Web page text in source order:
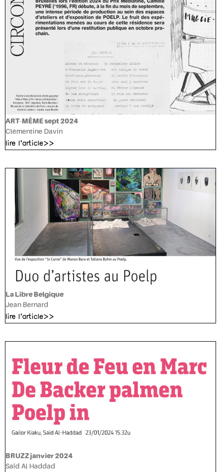
ART-MÊME sept 2024
Clémentine Davin
lire l'article>>
La Libre Belgique
Jean Bernard
lire l'article>>
BRUZZ janvier 2024
Saïd Al Haddad